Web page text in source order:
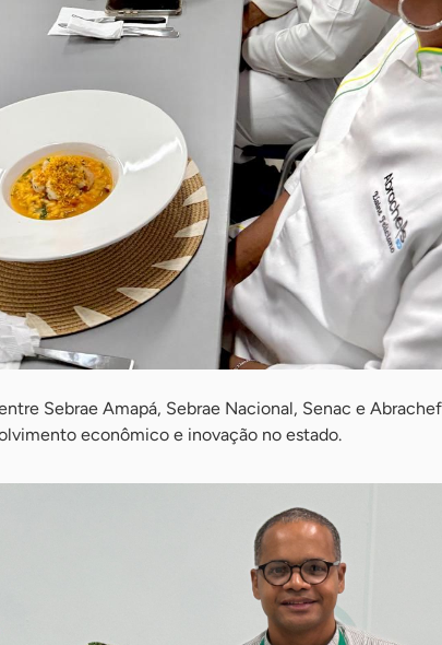
Sebrae Amapá, Sebrae Nacional, Senac e
econômico e inovação no estado.